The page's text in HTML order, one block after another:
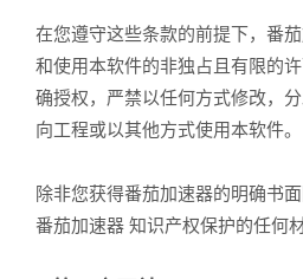
在您遵守这些条款的前提下，番
和使用本软件的非独占且有限的
确授权，严禁以任何方式修改，
向工程或以其他方式使用本软件。
除非您获得番茄加速器的明确书
番茄加速器 知识产权保护的任何材